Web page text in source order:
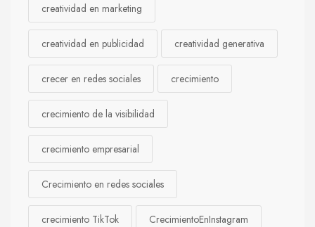
creatividad en marketing
creatividad en publicidad creatividad generativa
crecer en redes sociales crecimiento
crecimiento de la visibilidad
crecimiento empresarial
Crecimiento en redes sociales
crecimiento TikTok CrecimientoEnInstagram